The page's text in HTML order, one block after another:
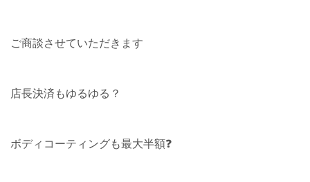
ご商談させていただきます
店長決済もゆるゆる？
ボディコーティングも最大半額❓